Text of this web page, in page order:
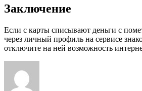
Заключение
Если с карты списывают деньги с
через личный профиль на сервисе
отключите на ней возможность